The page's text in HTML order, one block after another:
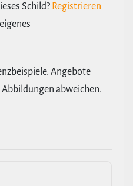
Schild? Registrieren
Angebote
abweichen.